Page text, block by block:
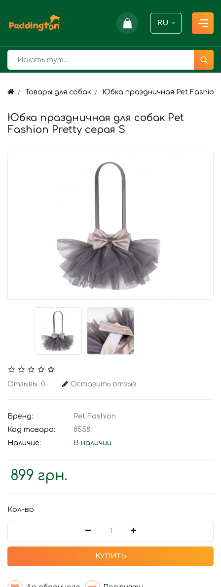
RU
Товары для собак Юбка праздничная Pet Fashion
Юбка праздничная для собак Pet
Fashion Pretty серая S
Отзывы: 0 Оставить отзыв
Бренд:
Pet Fashion
Код товара:
8558
Наличие:
В наличии
899 грн.
Кол-во
КУПИТЬ